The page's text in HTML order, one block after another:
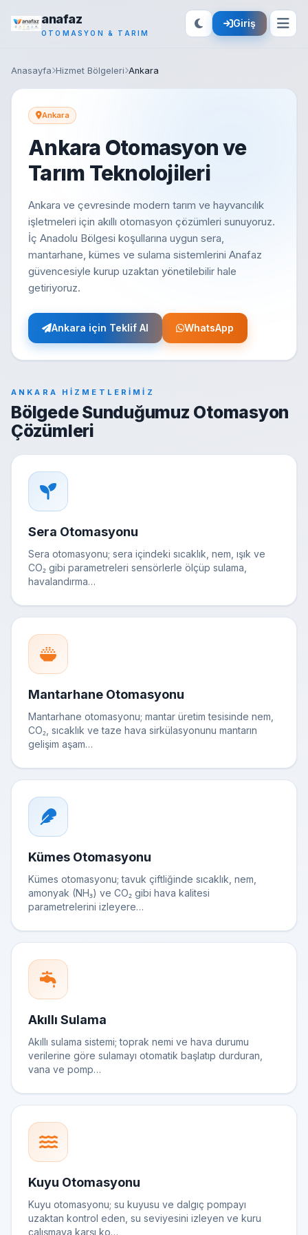
anafaz
OTOMASYON & TARIM
Giriş
Anasayfa Hizmet Bölgeleri Ankara
Ankara
Ankara Otomasyon ve
Tarım Teknolojileri
Ankara ve çevresinde modern tarım ve hayvancılık
işletmeleri için akıllı otomasyon çözümleri sunuyoruz.
İç Anadolu Bölgesi koşullarına uygun sera,
mantarhane, kümes ve sulama sistemlerini Anafaz
güvencesiyle kurup uzaktan yönetilebilir hale
getiriyoruz.
Ankara için Teklif Al WhatsApp
ANKARA HIZMETLERIMIZ
Bölgede Sunduğumuz Otomasyon
Çözümleri
Sera Otomasyonu
Sera otomasyonu; sera içindeki sıcaklık, nem, ışık ve
CO₂ gibi parametreleri sensörlerle ölçüp sulama,
havalandırma…
Mantarhane Otomasyonu
Mantarhane otomasyonu; mantar üretim tesisinde nem,
CO₂, sıcaklık ve taze hava sirkülasyonunu mantarın
gelişim aşam…
Kümes Otomasyonu
Kümes otomasyonu; tavuk çiftliğinde sıcaklık, nem,
amonyak (NH₃) ve CO₂ gibi hava kalitesi
parametrelerini izleyere…
Akıllı Sulama
Akıllı sulama sistemi; toprak nemi ve hava durumu
verilerine göre sulamayı otomatik başlatıp durduran,
vana ve pomp…
Kuyu Otomasyonu
Kuyu otomasyonu; su kuyusu ve dalgıç pompayı
uzaktan kontrol eden, su seviyesini izleyen ve kuru
çalışmaya karşı ko…